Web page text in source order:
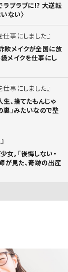
ラブラブに!? 大逆転
ない〉
仕事にしました
欺メイクが全国に放
メイクを仕事にし
仕事にしました
、捨てたもんじゃ
裏」みたいなので整
女。「後悔しない・
が見た、奇跡の出産